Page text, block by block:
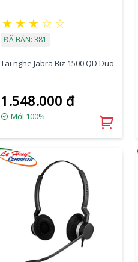
★ ★ ★ ☆ ☆
ĐÃ BÁN: 381
Tai nghe Jabra Biz 1500 QD Duo
1.548.000 đ
Mới 100%